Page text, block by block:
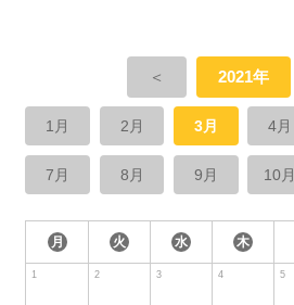
＜ 2021年
1月 2月 3月 4月
7月 8月 9月 10月
月 火 水 木
1 2 3 4 5